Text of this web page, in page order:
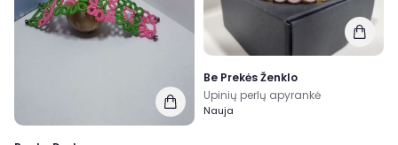
Be Prekės Ženklo
Upinių perlų apyrankė
Nauja